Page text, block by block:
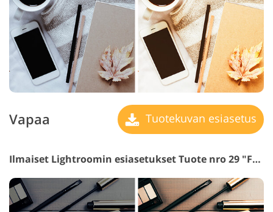
Vapaa Tuotekuvan esiasetus
Ilmaiset Lightroomin esiasetukset Tuote nro 29 "Fashion"